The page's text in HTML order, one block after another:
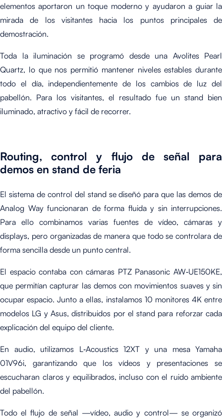
elementos aportaron un toque moderno y ayudaron a guiar la
mirada de los visitantes hacia los puntos principales de
demostración.
Toda la iluminación se programó desde una Avolites Pearl
Quartz, lo que nos permitió mantener niveles estables durante
todo el día, independientemente de los cambios de luz del
pabellón. Para los visitantes, el resultado fue un stand bien
iluminado, atractivo y fácil de recorrer.
Routing, control y flujo de señal para
demos en stand de feria
El sistema de control del stand se diseñó para que las demos de
Analog Way funcionaran de forma fluida y sin interrupciones.
Para ello combinamos varias fuentes de vídeo, cámaras y
displays, pero organizadas de manera que todo se controlara de
forma sencilla desde un punto central.
El espacio contaba con cámaras PTZ Panasonic AW‑UE150KE,
que permitían capturar las demos con movimientos suaves y sin
ocupar espacio. Junto a ellas, instalamos 10 monitores 4K entre
modelos LG y Asus, distribuidos por el stand para reforzar cada
explicación del equipo del cliente.
En audio, utilizamos L‑Acoustics 12XT y una mesa Yamaha
01V96i, garantizando que los vídeos y presentaciones se
escucharan claros y equilibrados, incluso con el ruido ambiente
del pabellón.
Todo el flujo de señal —vídeo, audio y control— se organizó